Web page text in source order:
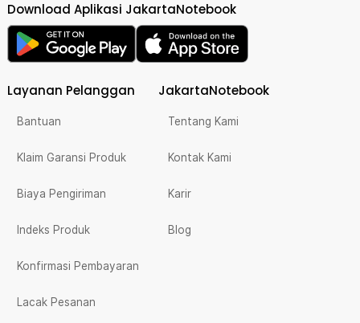
Download Aplikasi JakartaNotebook
Layanan Pelanggan
Bantuan
Klaim Garansi Produk
Biaya Pengiriman
Indeks Produk
Konfirmasi Pembayaran
Lacak Pesanan
JakartaNotebook
Tentang Kami
Kontak Kami
Karir
Blog